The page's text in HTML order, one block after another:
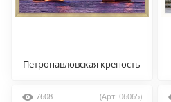
Петропавловская крепость
7608 (Арт: 06065)